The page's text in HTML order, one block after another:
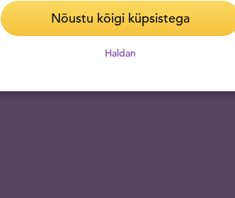
Nõustu kõigi küpsistega
Haldan